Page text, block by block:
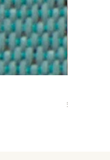
価格
₩58,000